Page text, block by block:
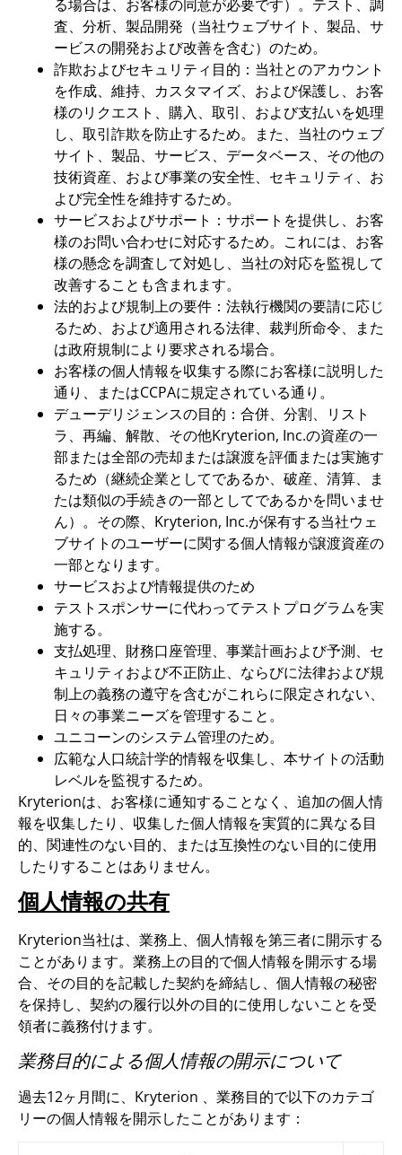
る場合は、お客様の同意が必要です）。テスト、調
査、分析、製品開発（当社ウェブサイト、製品、サ
ービスの開発および改善を含む）のため。
詐欺およびセキュリティ目的：当社とのアカウント
を作成、維持、カスタマイズ、および保護し、お客
様のリクエスト、購入、取引、および支払いを処理
し、取引詐欺を防止するため。また、当社のウェブ
サイト、製品、サービス、データベース、その他の
技術資産、および事業の安全性、セキュリティ、お
よび完全性を維持するため。
サービスおよびサポート：サポートを提供し、お客
様のお問い合わせに対応するため。これには、お客
様の懸念を調査して対処し、当社の対応を監視して
改善することも含まれます。
法的および規制上の要件：法執行機関の要請に応じ
るため、および適用される法律、裁判所命令、また
は政府規制により要求される場合。
お客様の個人情報を収集する際にお客様に説明した
通り、またはCCPAに規定されている通り。
デューデリジェンスの目的：合併、分割、リスト
ラ、再編、解散、その他Kryterion, Inc.の資産の一
部または全部の売却または譲渡を評価または実施す
るため（継続企業としてであるか、破産、清算、ま
たは類似の手続きの一部としてであるかを問いませ
ん）。その際、Kryterion, Inc.が保有する当社ウェ
ブサイトのユーザーに関する個人情報が譲渡資産の
一部となります。
サービスおよび情報提供のため
テストスポンサーに代わってテストプログラムを実
施する。
支払処理、財務口座管理、事業計画および予測、セ
キュリティおよび不正防止、ならびに法律および規
制上の義務の遵守を含むがこれらに限定されない、
日々の事業ニーズを管理すること。
ユニコーンのシステム管理のため。
広範な人口統計学的情報を収集し、本サイトの活動
レベルを監視するため。
Kryterionは、お客様に通知することなく、追加の個人情
報を収集したり、収集した個人情報を実質的に異なる目
的、関連性のない目的、または互換性のない目的に使用
したりすることはありません。
個人情報の共有
Kryterion当社は、業務上、個人情報を第三者に開示する
ことがあります。業務上の目的で個人情報を開示する場
合、その目的を記載した契約を締結し、個人情報の秘密
を保持し、契約の履行以外の目的に使用しないことを受
領者に義務付けます。
業務目的による個人情報の開示について
過去12ヶ月間に、Kryterion 、業務目的で以下のカテゴ
リーの個人情報を開示したことがあります：